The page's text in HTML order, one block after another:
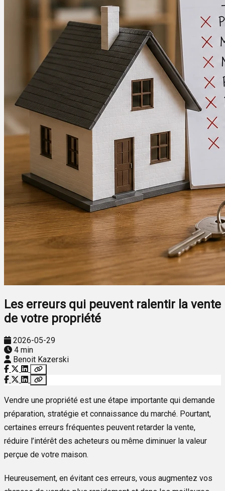
Les erreurs qui peuvent ralentir la vente
de votre propriété
2026-05-29
4 min
Benoit Kazerski
Vendre une propriété est une étape importante qui demande
préparation, stratégie et connaissance du marché. Pourtant,
certaines erreurs fréquentes peuvent retarder la vente,
réduire l’intérêt des acheteurs ou même diminuer la valeur
perçue de votre maison.
Heureusement, en évitant ces erreurs, vous augmentez vos